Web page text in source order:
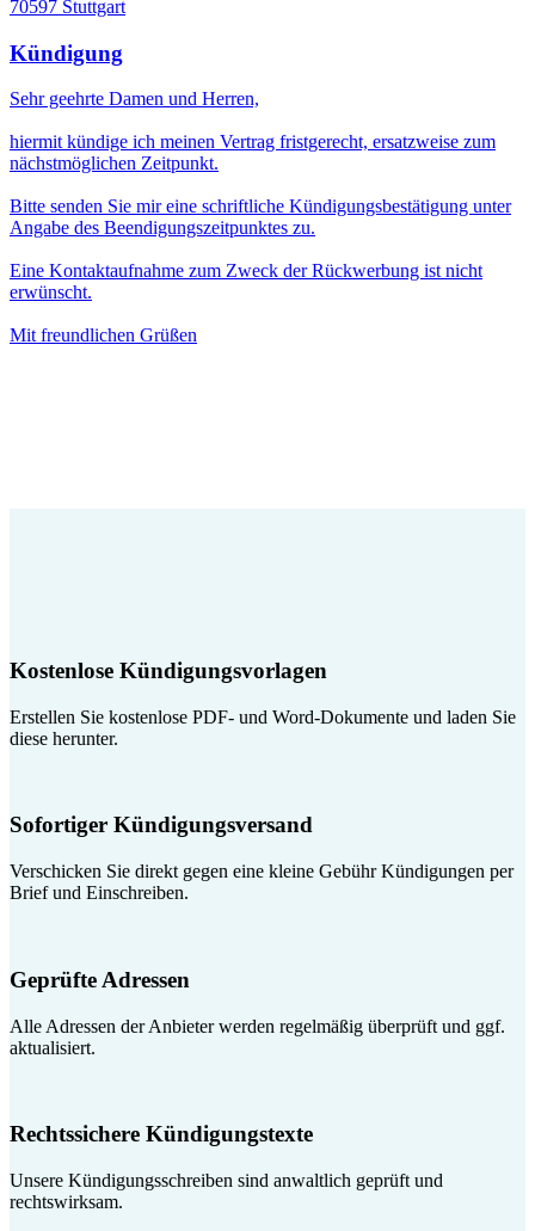
70597 Stuttgart
Kündigung
Sehr geehrte Damen und Herren,
hiermit kündige ich meinen Vertrag fristgerecht, ersatzweise zum
nächstmöglichen Zeitpunkt.
Bitte senden Sie mir eine schriftliche Kündigungsbestätigung unter
Angabe des Beendigungszeitpunktes zu.
Eine Kontaktaufnahme zum Zweck der Rückwerbung ist nicht
erwünscht.
Mit freundlichen Grüßen
Kostenlose Kündigungsvorlagen
Erstellen Sie kostenlose PDF- und Word-Dokumente und laden Sie
diese herunter.
Sofortiger Kündigungsversand
Verschicken Sie direkt gegen eine kleine Gebühr Kündigungen per
Brief und Einschreiben.
Geprüfte Adressen
Alle Adressen der Anbieter werden regelmäßig überprüft und ggf.
aktualisiert.
Rechtssichere Kündigungstexte
Unsere Kündigungsschreiben sind anwaltlich geprüft und
rechtswirksam.